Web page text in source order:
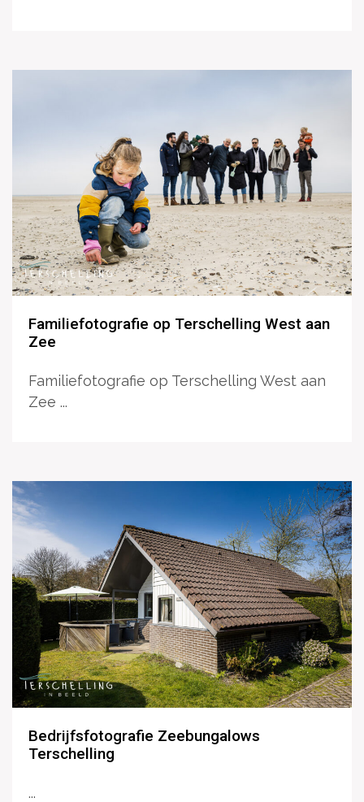
Familiefotografie op Terschelling West aan
Zee
Familiefotografie op Terschelling West aan
Zee ...
Bedrijfsfotografie Zeebungalows
Terschelling
...